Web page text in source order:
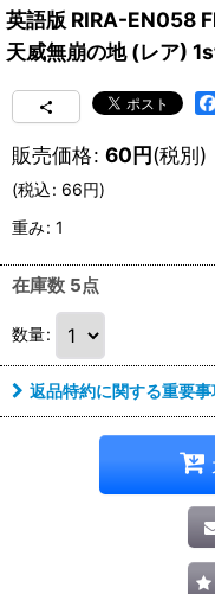
英語版 RIRA-EN058
天威無崩の地 (レア)
販売価格: 60円(税別)
(税込: 66円)
重み: 1
在庫数 5点
数量:
返品特約に関する重要事